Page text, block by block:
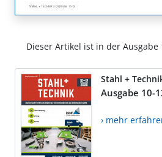
Dieser Artikel ist in der Ausgabe
Stahl +
Ausgabe 10-
› mehr